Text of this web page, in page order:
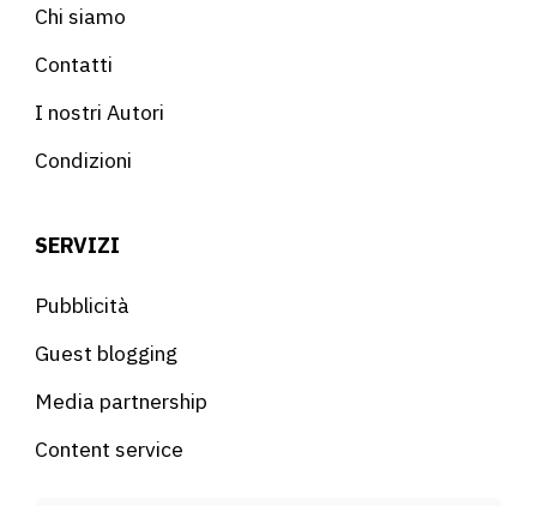
Chi siamo
Contatti
I nostri Autori
Condizioni
SERVIZI
Pubblicità
Guest blogging
Media partnership
Content service